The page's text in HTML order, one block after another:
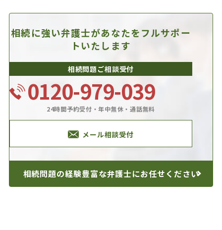
相続に強い弁護士があなたをフルサポー
トいたします
相続問題ご相談受付
0120-979-039
24時間予約受付・年中無休・通話無料
メール相談受付
相続問題の経験豊富な弁護士にお任せください